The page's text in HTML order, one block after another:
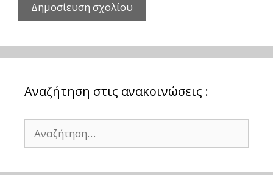
Αναζήτηση στις ανακοινώσεις :
για: